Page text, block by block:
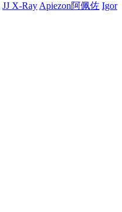
JJ X-Ray Apiezon阿佩佐 Igor